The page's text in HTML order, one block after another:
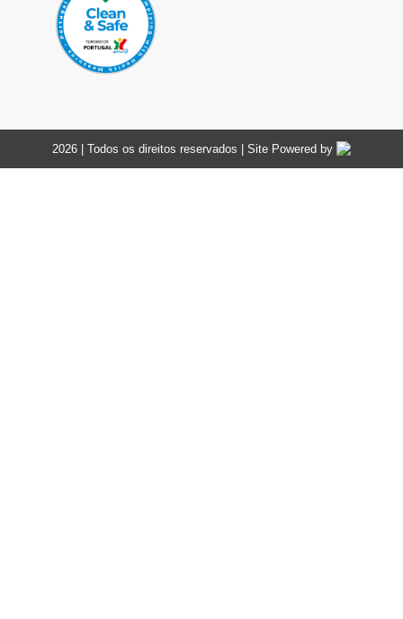
2026 | Todos os direitos reservados | Site Powered by